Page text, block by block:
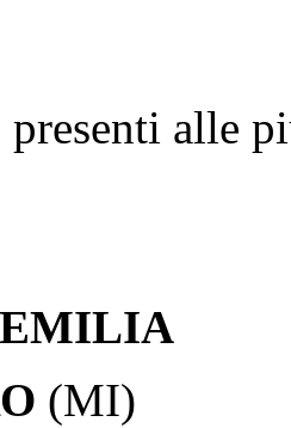
presenti alle
(MI)